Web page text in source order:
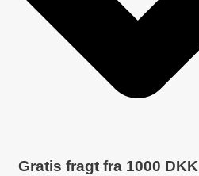
Gratis fragt fra 1000 DKK